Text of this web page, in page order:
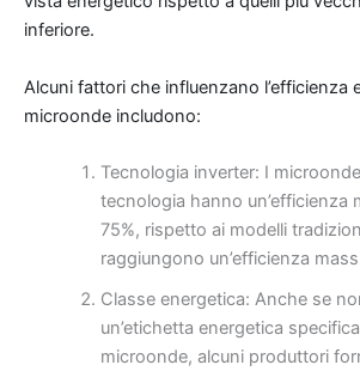
inferiore.
Alcuni fattori che influenzano l’efficienza
microonde includono:
Tecnologia inverter: I
tecnologia hanno un’efficienza
75%, rispetto ai modelli
raggiungono un’efficienza
Classe energetica: Anche se
un’etichetta energetica
microonde, alcuni produttori